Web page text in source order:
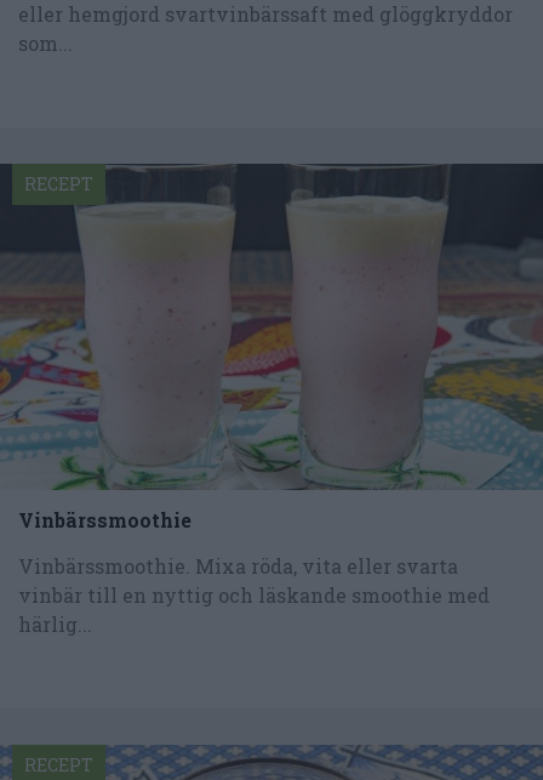
eller hemgjord svartvinbärssaft med glöggkryddor
som...
Vinbärssmoothie
Vinbärssmoothie. Mixa röda, vita eller svarta
vinbär till en nyttig och läskande smoothie med
härlig...
RECEPT
RECEPT